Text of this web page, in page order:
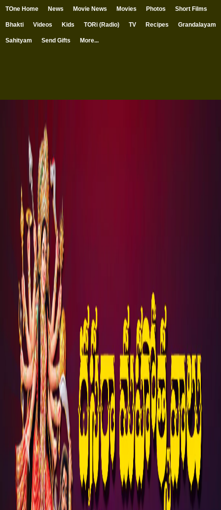
TOne Home News Movie News Movies Photos Short Films
Bhakti Videos Kids TORi (Radio) TV Recipes Grandalayam
Sahityam Send Gifts More...